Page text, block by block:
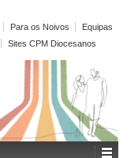
Para os Noivos
Equipas
Sites CPM Diocesanos